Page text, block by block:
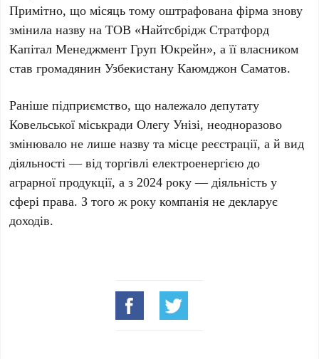
Примітно, що місяць тому оштрафована фірма знову
змінила назву на ТОВ «Найтсбрідж Стратфорд
Капітал Менеджмент Груп Юкрейн», а її власником
став громадянин Узбекистану Каюмджон Саматов.
Раніше підприємство, що належало депутату
Ковельської міськради Олегу Унізі, неодноразово
змінювало не лише назву та місце реєстрації, а й вид
діяльності — від торгівлі електроенергією до
аграрної продукції, а з 2024 року — діяльність у
сфері права. З того ж року компанія не декларує
доходів.